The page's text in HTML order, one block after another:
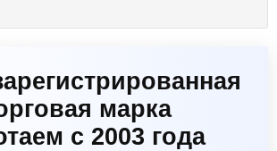
марка
с 2003 года